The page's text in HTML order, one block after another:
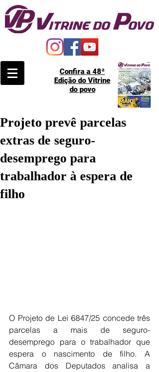
Confira a 48ª
Edição do Vitrine
do povo
Projeto prevê parcelas
extras de seguro-
desemprego para
trabalhador à espera de
filho
O Projeto de Lei 6847/25 concede três
parcelas a mais de seguro-
desemprego para o trabalhador que
espera o nascimento de filho. A
Câmara dos Deputados analisa a